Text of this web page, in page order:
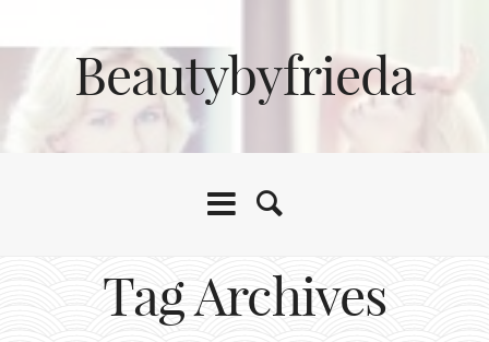
Beautybyfrieda
Tag Archives